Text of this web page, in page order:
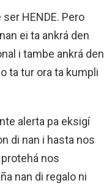
HENDE. Pero
ei ta ankrá den
i tambe ankrá den
ta tur ora ta kumpli
alerta pa eksigí
di nan i hasta nos
nos
nan di regalo ni